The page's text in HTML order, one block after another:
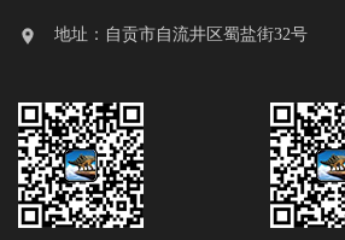
地址：自贡市自流井区蜀盐街32号